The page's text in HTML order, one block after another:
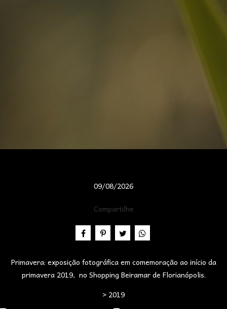
09/08/2026
Compartilhe
Primavera: exposição fotográfica em comemoração ao início da
primavera 2019, no Shopping Beiramar de Florianópolis.
> 2019